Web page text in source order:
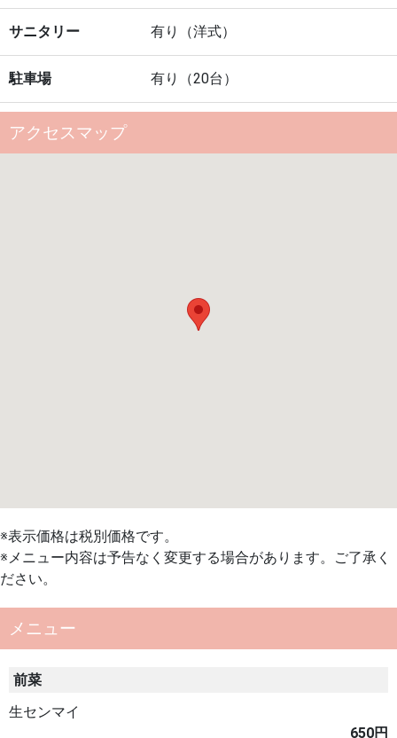
サニタリー 有り（洋式）
駐車場 有り（20台）
アクセスマップ
※表示価格は税別価格です。
※メニュー内容は予告なく変更する場合があります。ご了承く
ださい。
メニュー
前菜
生センマイ
650円